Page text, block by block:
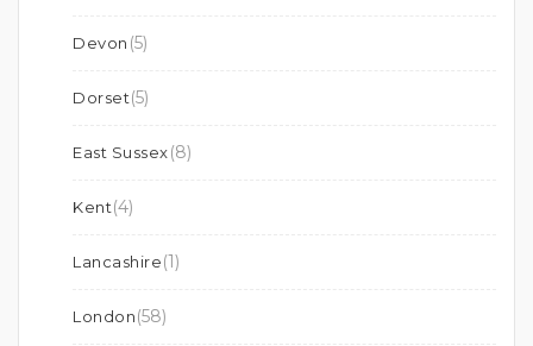
Devon (5)
Dorset(5)
East Sussex(8)
Kent(4)
Lancashire(1)
London(58)